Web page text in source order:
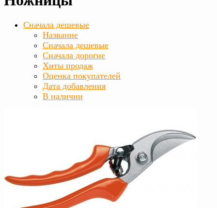
Сначала дешевые
Название
Сначала дешевые
Сначала дорогие
Хиты продаж
Оценка покупателей
Дата добавления
В наличии